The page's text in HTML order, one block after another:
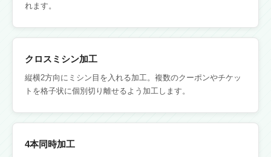
れます。
クロスミシン加工
縦横2方向にミシン目を入れる加工。複数のクーポンやチケッ
トを格子状に個別切り離せるよう加工します。
4本同時加工